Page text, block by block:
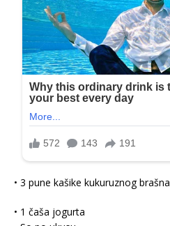
• 3 pune kašike kukuruznog brašna
• 1 čaša jogurta